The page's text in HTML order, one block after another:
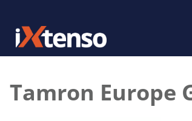
Tamron Europe